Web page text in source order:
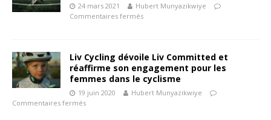
24 mars 2021
Hubert Munyazikwiye
Commentaires fermés
Liv Cycling dévoile Liv Committed et
réaffirme son engagement pour les
femmes dans le cyclisme
19 juin 2020
Hubert Munyazikwiye
Commentaires fermés